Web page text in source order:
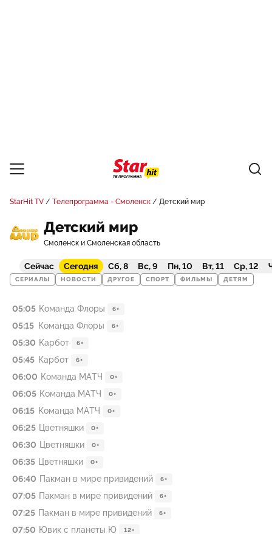
StarHit TV Телепрограмма - Смоленск Детский мир
Детский мир
Смоленск и Смоленская область
Сейчас Сегодня Сб, 8 Вс, 9 Пн, 10 Вт, 11 Ср, 12
СЕРИАЛЫ НОВОСТИ ДРУГОЕ СПОРТ ФИЛЬМЫ ДЕТЯМ
05:05 Команда Флоры 6+
05:15 Команда Флоры 6+
05:30 Карбот 6+
05:45 Карбот 6+
06:00 Команда МАТЧ 0+
06:05 Команда МАТЧ 0+
06:15 Команда МАТЧ 0+
06:25 Цветняшки 0+
06:30 Цветняшки 0+
06:35 Цветняшки 0+
06:40 Пакман в мире привидений 6+
07:05 Пакман в мире привидений 6+
07:25 Пакман в мире привидений 6+
07:50 Ювик с планеты Ю 12+